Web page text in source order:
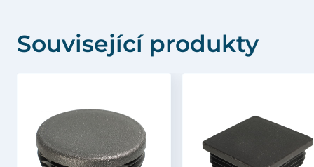
Související produkty